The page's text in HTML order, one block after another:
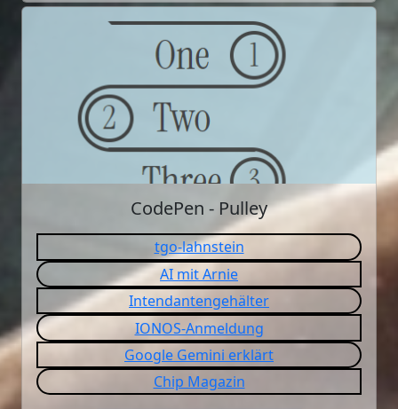
CodePen - Pulley
tgo-lahnstein
AI mit Arnie
Intendantengehälter
IONOS-Anmeldung
Google Gemini erklärt
Chip Magazin